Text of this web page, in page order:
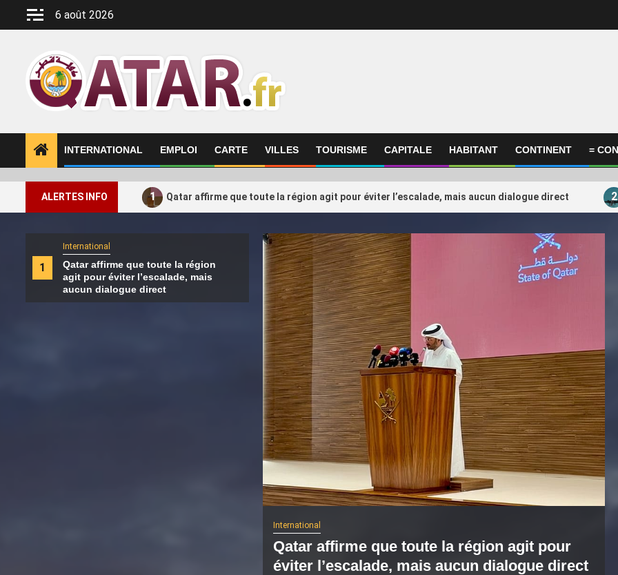
6 août 2026
INTERNATIONAL EMPLOI CARTE VILLES TOURISME CAPITALE HABITANT CONTINENT =
ALERTES INFO 1 Qatar affirme que toute la région agit pour éviter l’escalade, mais aucun dialogue direct 2
1
International
Qatar affirme que toute la région
agit pour éviter l’escalade, mais
aucun dialogue direct
2
International
La compagnie annule son vol à
cause du conflit au Moyen-Orient, il
lui réclame 10.000 euros en justice
International
FIFA : Le Qatar en
peser sur l’après-
International
Qatar affirme que toute la région agit pour
éviter l’escalade, mais aucun dialogue direct